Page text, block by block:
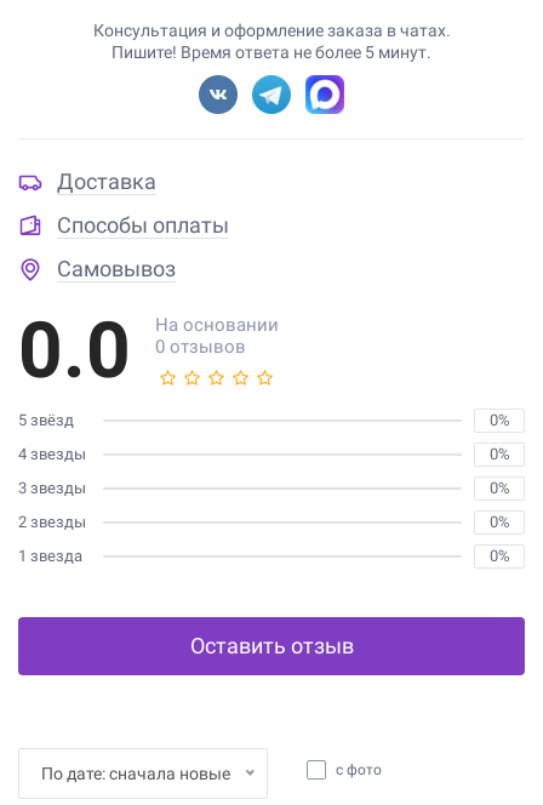
Консультация и оформление заказа в чатах.
Пишите! Время ответа не более 5 минут.
Доставка
Способы оплаты
Самовывоз
0.0
На основании
0 отзывов
5 звёзд
0%
4 звезды
0%
3 звезды
0%
2 звезды
0%
1 звезда
0%
Оставить отзыв
По дате: сначала новые с фото